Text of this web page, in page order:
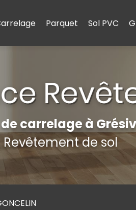
Parquet Sol PVC
carrelage à
Revêtement de sol